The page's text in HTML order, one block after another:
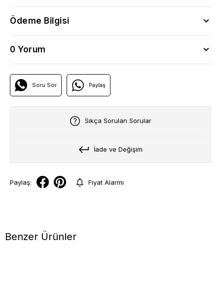
Ödeme Bilgisi
0 Yorum
Soru Sor Paylaş
Sıkça Sorulan Sorular
İade ve Değişim
Paylaş: Fiyat Alarmı
Benzer Ürünler